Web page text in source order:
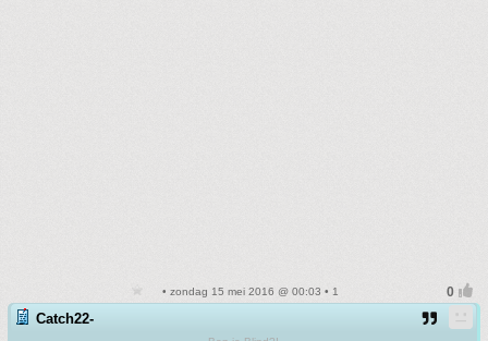
• zondag 15 mei 2016 @ 00:03 • 1
Catch22-